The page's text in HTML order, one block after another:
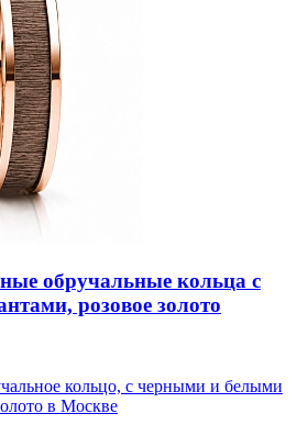
обручальные кольца с
розовое золото